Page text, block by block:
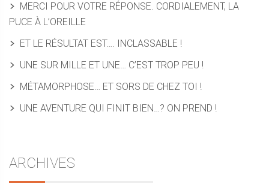
MERCI POUR VOTRE RÉPONSE. CORDIALEMENT, LA
PUCE À L’OREILLE
ET LE RÉSULTAT EST…. INCLASSABLE !
UNE SUR MILLE ET UNE… C’EST TROP PEU !
MÉTAMORPHOSE… ET SORS DE CHEZ TOI !
UNE AVENTURE QUI FINIT BIEN…? ON PREND !
ARCHIVES